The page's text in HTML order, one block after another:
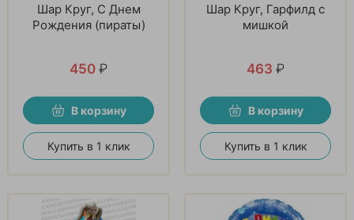
Шар Круг, С Днем
Рождения (пираты)
450 ₽
В корзину
Купить в 1 клик
Шар Круг, Гарфилд с
мишкой
463 ₽
В корзину
Купить в 1 клик